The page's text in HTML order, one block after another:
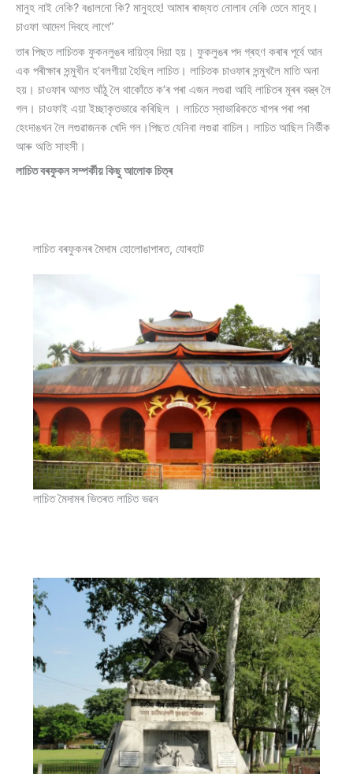
মানুহ নাই নেকি? বঙালনো কি? মানুহহে! আমাৰ ৰাজ্যত নোলাব নেকি তেনে মানুহ।
চাওফা আদেশ দিবহে লাগে”
তাৰ পিছত লাচিতক ফুকনলুঙৰ দায়িত্ব দিয়া হয়। ফুকলুঙৰ পদ গ্ৰহণ কৰাৰ পূৰ্বে আন
এক পৰীক্ষাৰ সন্মুখীন হ’বলগীয়া হৈছিল লাচিত। লাচিতক চাওফাৰ সন্মুখলৈ মাতি অনা
হয়। চাওফাৰ আগত আঁঠু লৈ থাকোঁতে ক’ৰ পৰা এজন লগুৱা আহি লাচিতৰ মূৰৰ বস্ত্ৰ লৈ
গল। চাওফাই এয়া ইচ্ছাকৃতভাৱে কৰিছিল । লাচিতে স্বাভাৱিকতে খাপৰ পৰা পৰা
হেংদাঙখন লৈ লগুৱাজনক খেদি গল।পিছত যেনিবা লগুৱা বাচিল। লাচিত আছিল নিৰ্ভীক
আৰু অতি সাহসী।
লাচিত বৰফুকন সম্পৰ্কীয় কিছু আলোক চিত্ৰ
লাচিত বৰফুকনৰ মৈদাম হোলোঙাপাৰত, যোৰহাট
লাচিত মৈদামৰ ভিতৰত লাচিত ভৱন